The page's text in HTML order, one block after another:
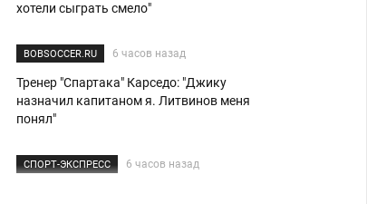
хотели сыграть смело"
BOBSOCCER.RU 6 часов назад
Тренер "Спартака" Карседо: "Джику
назначил капитаном я. Литвинов меня
понял"
СПОРТ-ЭКСПРЕСС 6 часов назад